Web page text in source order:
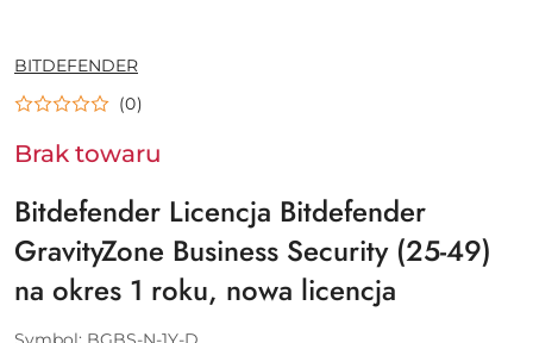
NAZWA
PRODUCENTA:
BITDEFENDER
(0)
Brak towaru
Bitdefender Licencja Bitdefender
GravityZone Business Security (25-49)
na okres 1 roku, nowa licencja